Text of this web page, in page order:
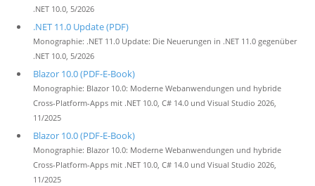
.NET 10.0, 5/2026
.NET 11.0 Update (PDF)
Monographie: .NET 11.0 Update: Die Neuerungen in .NET 11.0 gegenüber
.NET 10.0, 5/2026
Blazor 10.0 (PDF-E-Book)
Monographie: Blazor 10.0: Moderne Webanwendungen und hybride
Cross-Platform-Apps mit .NET 10.0, C# 14.0 und Visual Studio 2026,
11/2025
Blazor 10.0 (PDF-E-Book)
Monographie: Blazor 10.0: Moderne Webanwendungen und hybride
Cross-Platform-Apps mit .NET 10.0, C# 14.0 und Visual Studio 2026,
11/2025